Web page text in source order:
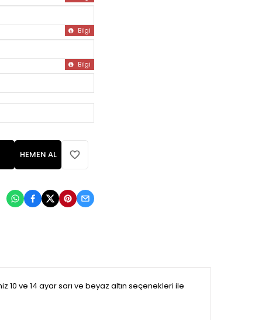
Bilgi
Bilgi
HEMEN AL
ve 14 ayar sarı ve beyaz altın seçenekleri ile